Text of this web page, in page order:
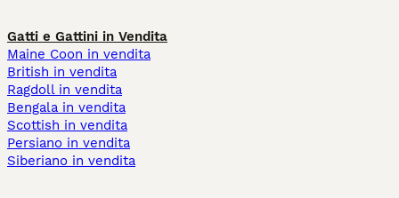
Gatti e Gattini in Vendita
Maine Coon in vendita
British in vendita
Ragdoll in vendita
Bengala in vendita
Scottish in vendita
Persiano in vendita
Siberiano in vendita